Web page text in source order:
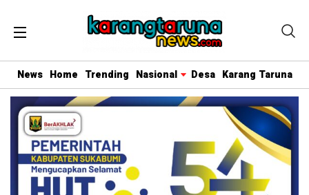
News Home Trending Nasional Desa Karang Taruna